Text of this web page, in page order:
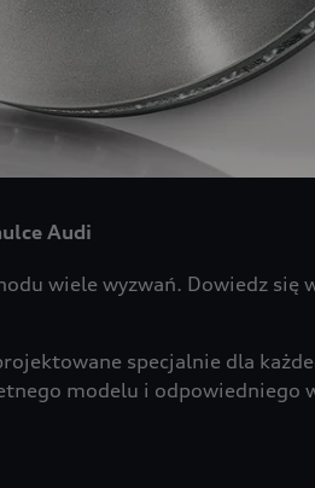
Audi
wiele wyzwań. Dowiedz
specjalnie dla
modelu i odpowiedniego